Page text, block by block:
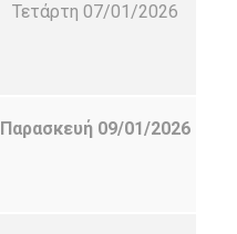
Τετάρτη 07/01/2026
Παρασκευή 09/01/2026